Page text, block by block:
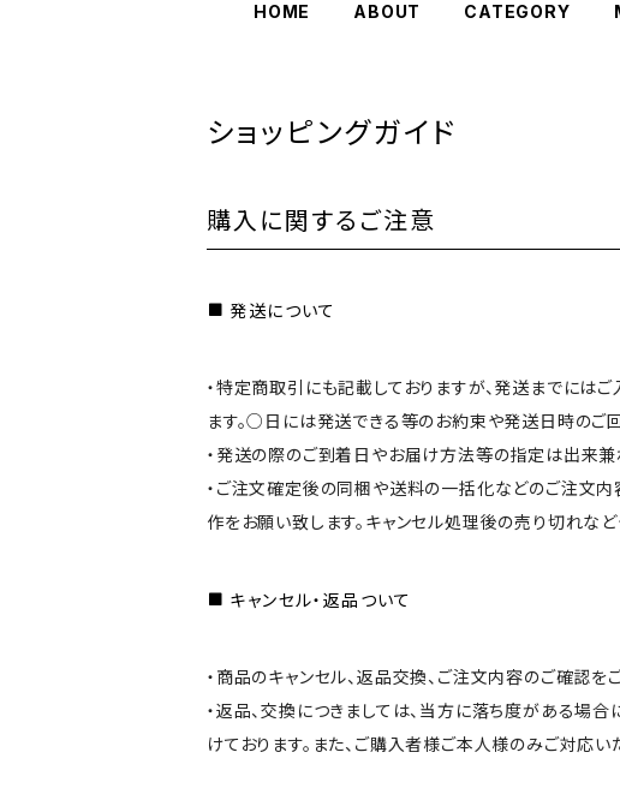
HOME ABOUT CATEGORY
ショッピングガイド
購入に関するご注意
発送について
・特定商取引にも記載しておりますが、発送までに
ます。○日には発送できる等のお約束や発送日時のご
・発送の際のご到着日やお届け方法等の指定は出来兼
・ご注文確定後の同梱や送料の一括化などのご注文内
作をお願い致します。キャンセル処理後の売り切れな
キャンセル・返品ついて
・商品のキャンセル、返品交換、ご注文内容のご確認
・返品、交換につきましては、当方に落ち度がある場
けております。また、ご購入者様ご本人様のみご対応い